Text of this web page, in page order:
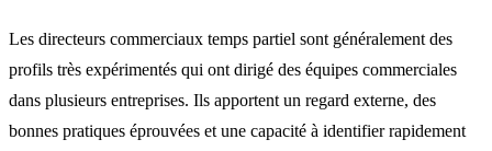
Les directeurs commerciaux temps partiel sont généralement des
profils très expérimentés qui ont dirigé des équipes commerciales
dans plusieurs entreprises. Ils apportent un regard externe, des
bonnes pratiques éprouvées et une capacité à identifier rapidement